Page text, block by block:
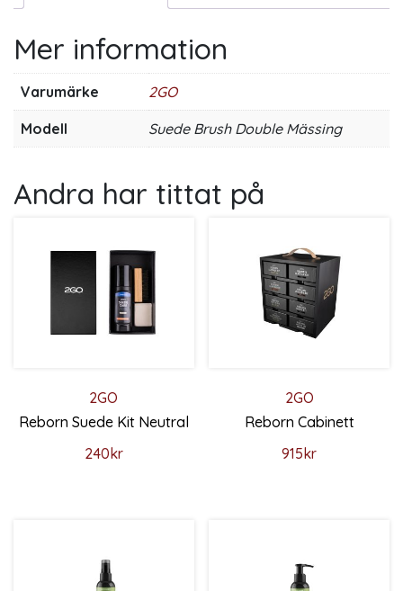
Mer information
Varumärke 2GO
Modell Suede Brush Double Mässing
Andra har tittat på
2GO
Reborn Suede Kit Neutral
240kr
2GO
Reborn Cabinett
915kr